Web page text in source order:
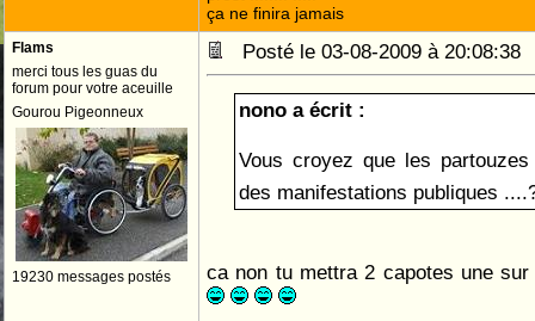
ça ne finira jamais
Flams
merci tous les guas du
forum pour votre aceuille
Gourou Pigeonneux
19230 messages postés
Posté le 03-08-2009 à
nono a écrit :
Vous croyez que les
des manifestations publiques
ca non tu mettra 2 capotes une